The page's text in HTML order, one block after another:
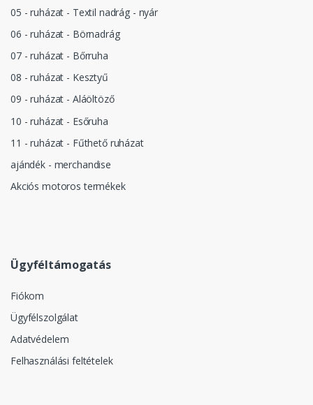
05 - ruházat - Textil nadrág - nyár
06 - ruházat - Börnadrág
07 - ruházat - Bőrruha
08 - ruházat - Kesztyű
09 - ruházat - Aláöltöző
10 - ruházat - Esőruha
11 - ruházat - Fűthető ruházat
ajándék - merchandise
Akciós motoros termékek
Ügyféltámogatás
Fiókom
Ügyfélszolgálat
Adatvédelem
Felhasználási feltételek